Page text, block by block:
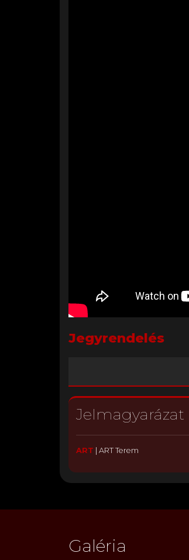
Jegyrendelés
Jelmagyarázat
ART | ART Terem
Galéria